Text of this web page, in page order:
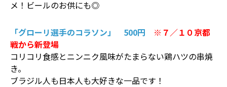
メ！ビールのお供にも◎
「グローリ選手のコラソン」 500円 ※７／１０京都
戦から新登場
コリコリ食感とニンニク風味がたまらない鶏ハツの串焼
き。
ブラジル人も日本人も大好きな一品です！